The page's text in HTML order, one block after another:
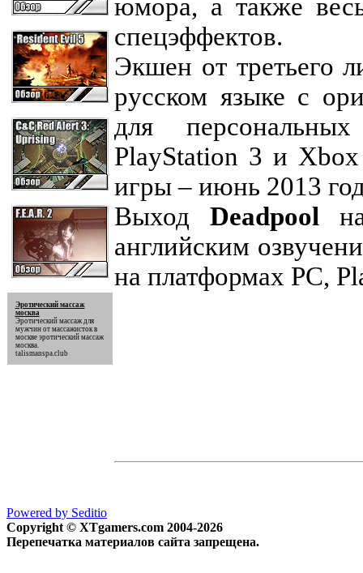
Эротический массаж
москва
Эротический массаж для
мужчин от массажисток в
москве эротический массаж
москва.
talismanspa.club
юмора, а также
спецэффектов.
Экшен от третьего
русском языке с
для
PlayStation 3 и
игры – июнь 2013
Выход Deadpool
английским
на платформах РС,
Powered by Seditio
Copyright © XTgamers.com 2004-2026
Перепечатка материалов сайта запрещена.